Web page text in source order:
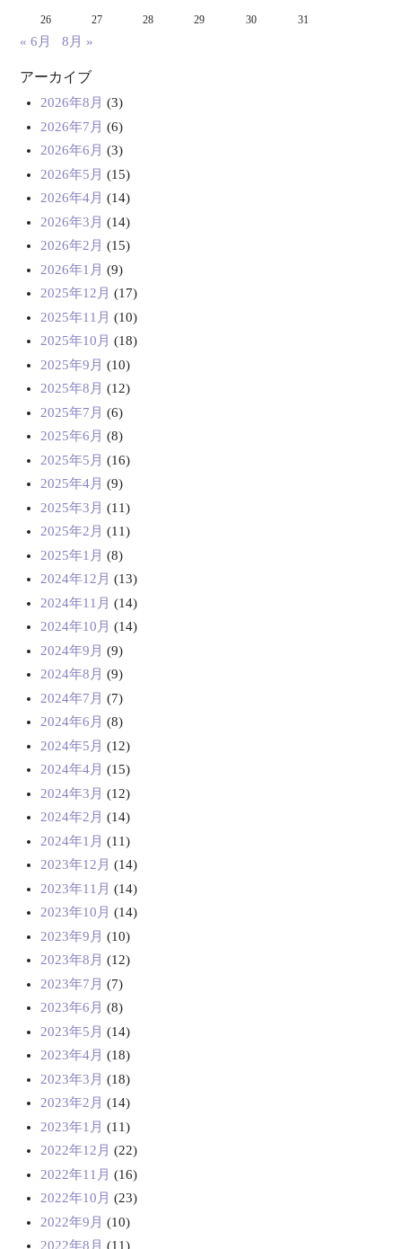
26 27 28 29 30 31
« 6月 8月 »
アーカイブ
2026年8月 (3)
2026年7月 (6)
2026年6月 (3)
2026年5月 (15)
2026年4月 (14)
2026年3月 (14)
2026年2月 (15)
2026年1月 (9)
2025年12月 (17)
2025年11月 (10)
2025年10月 (18)
2025年9月 (10)
2025年8月 (12)
2025年7月 (6)
2025年6月 (8)
2025年5月 (16)
2025年4月 (9)
2025年3月 (11)
2025年2月 (11)
2025年1月 (8)
2024年12月 (13)
2024年11月 (14)
2024年10月 (14)
2024年9月 (9)
2024年8月 (9)
2024年7月 (7)
2024年6月 (8)
2024年5月 (12)
2024年4月 (15)
2024年3月 (12)
2024年2月 (14)
2024年1月 (11)
2023年12月 (14)
2023年11月 (14)
2023年10月 (14)
2023年9月 (10)
2023年8月 (12)
2023年7月 (7)
2023年6月 (8)
2023年5月 (14)
2023年4月 (18)
2023年3月 (18)
2023年2月 (14)
2023年1月 (11)
2022年12月 (22)
2022年11月 (16)
2022年10月 (23)
2022年9月 (10)
2022年8月 (11)